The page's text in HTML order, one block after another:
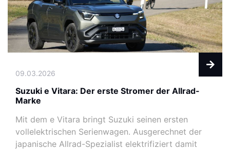
09.03.2026
Suzuki e Vitara: Der erste Stromer der Allrad-
Marke
Mit dem e Vitara bringt Suzuki seinen ersten
vollelektrischen Serienwagen. Ausgerechnet der
japanische Allrad-Spezialist elektrifiziert damit